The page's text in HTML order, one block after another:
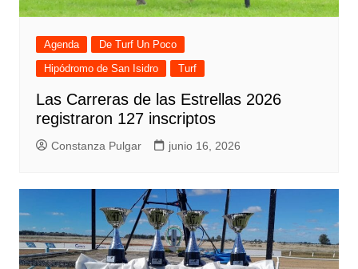
Agenda
De Turf Un Poco
Hipódromo de San Isidro
Turf
Las Carreras de las Estrellas 2026
registraron 127 inscriptos
Constanza Pulgar junio 16, 2026